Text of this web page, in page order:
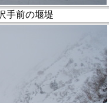
手前の堰堤